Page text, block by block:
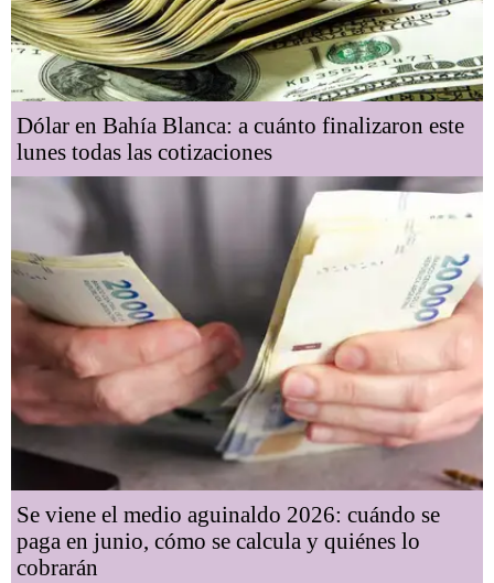
Dólar en Bahía Blanca: a cuánto finalizaron este
lunes todas las cotizaciones
Se viene el medio aguinaldo 2026: cuándo se
paga en junio, cómo se calcula y quiénes lo
cobrarán